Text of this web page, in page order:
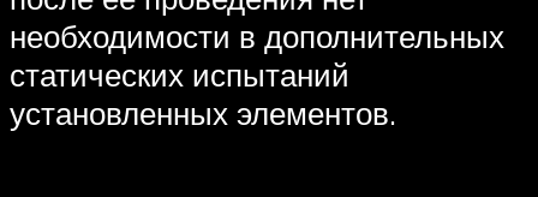
необходимости в дополнительных
статических испытаний
установленных элементов.